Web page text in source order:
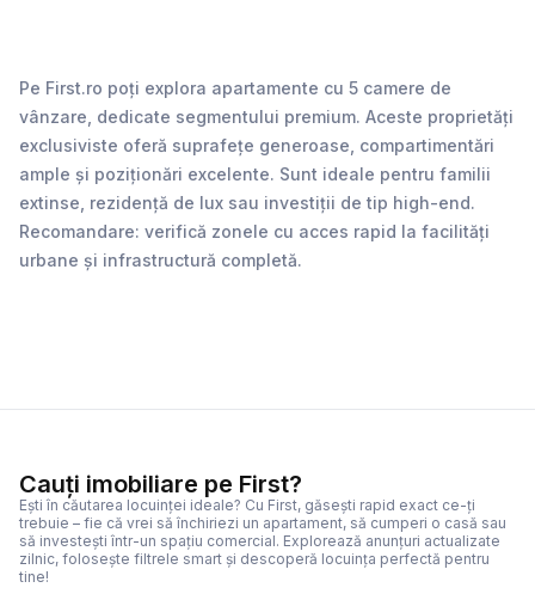
Pe First.ro poți explora apartamente cu 5 camere de
vânzare, dedicate segmentului premium. Aceste proprietăți
exclusiviste oferă suprafețe generoase, compartimentări
ample și poziționări excelente. Sunt ideale pentru familii
extinse, rezidență de lux sau investiții de tip high-end.
Recomandare: verifică zonele cu acces rapid la facilități
urbane și infrastructură completă.
Cauți imobiliare pe First?
Ești în căutarea locuinței ideale? Cu First, găsești rapid exact ce-ți
trebuie – fie că vrei să închiriezi un apartament, să cumperi o casă sau
să investești într-un spațiu comercial. Explorează anunțuri actualizate
zilnic, folosește filtrele smart și descoperă locuința perfectă pentru
tine!